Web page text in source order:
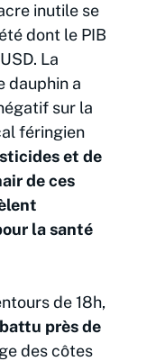
inutile se
dont le PIB
La
dauphin a
sur la
féringien
et de
de ces
la santé
de 18h,
près de
des côtes